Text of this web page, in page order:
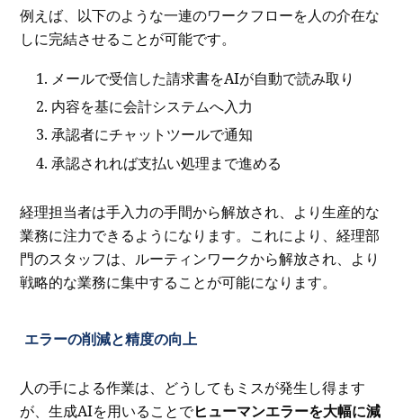
例えば、以下のような一連のワークフローを人の介在な
しに完結させることが可能です。
メールで受信した請求書をAIが自動で読み取り
内容を基に会計システムへ入力
承認者にチャットツールで通知
承認されれば支払い処理まで進める
経理担当者は手入力の手間から解放され、より生産的な
業務に注力できるようになります。これにより、経理部
門のスタッフは、ルーティンワークから解放され、より
戦略的な業務に集中することが可能になります。
エラーの削減と精度の向上
人の手による作業は、どうしてもミスが発生し得ます
が、生成AIを用いることでヒューマンエラーを大幅に減